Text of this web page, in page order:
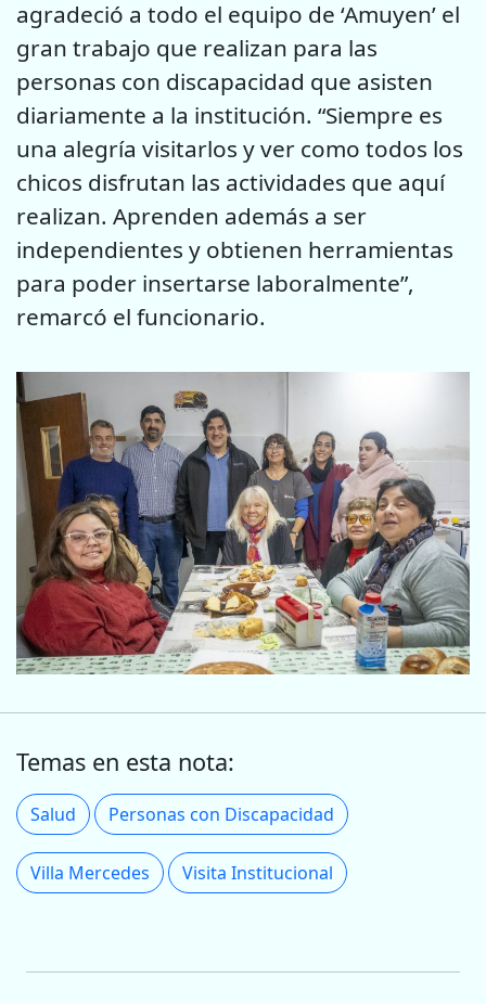
agradeció a todo el equipo de ‘Amuyen’ el
gran trabajo que realizan para las
personas con discapacidad que asisten
diariamente a la institución. “Siempre es
una alegría visitarlos y ver como todos los
chicos disfrutan las actividades que aquí
realizan. Aprenden además a ser
independientes y obtienen herramientas
para poder insertarse laboralmente”,
remarcó el funcionario.
Temas en esta nota:
Salud Personas con Discapacidad
Villa Mercedes Visita Institucional